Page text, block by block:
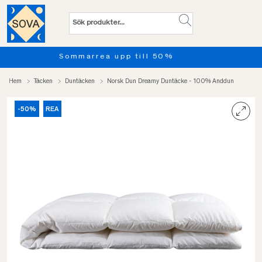
Provsov upp till 100 nätter. Läs
Hem Täcken Duntäcken Norsk Dun Dreamy Duntäcke - 100% Anddun
-50% REA